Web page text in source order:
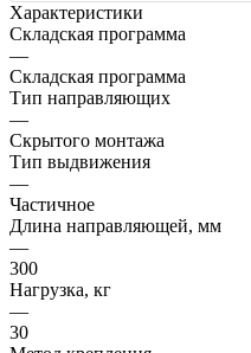
Характеристики
Складская программа
—
Складская программа
Тип направляющих
—
Скрытого монтажа
Тип выдвижения
—
Частичное
Длина направляющей, мм
—
300
Нагрузка, кг
—
30